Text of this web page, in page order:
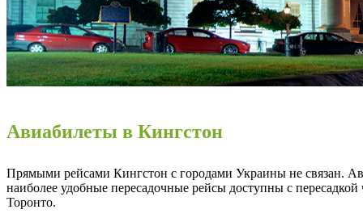
Авиабилеты в Кингстон
Прямыми рейсами Кингстон с городами Украины не связан.
наиболее удобные пересадочные рейсы доступны с
Торонто.